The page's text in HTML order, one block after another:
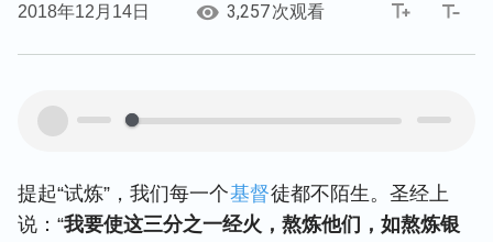
2018年12月14日 3,257次观看
00:00 00:00
提起“试炼”，我们每一个基督徒都不陌生。圣经上
说：“我要使这三分之一经火，熬炼他们，如熬炼银